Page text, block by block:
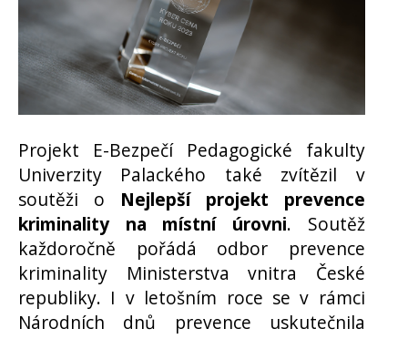
Projekt E-Bezpečí Pedagogické fakulty
Univerzity Palackého také zvítězil v
soutěži o Nejlepší projekt prevence
kriminality na místní úrovni. Soutěž
každoročně pořádá odbor prevence
kriminality Ministerstva vnitra České
republiky. I v letošním roce se v rámci
Národních dnů prevence uskutečnila